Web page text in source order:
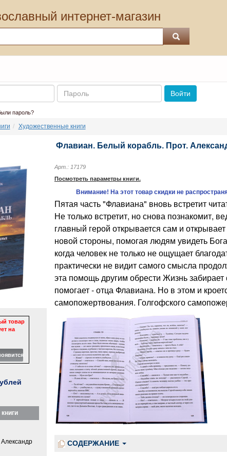
интернет-магазин
Пароль
Войти
пароль?
Художественные книги
Флавиан. Белый корабль. Прот.
товар
на
Арт.: 17179
Посмотреть параметры книги.
Внимание! На этот товар скидки не
Пятая часть "Флавиана" вновь встретит
Не только встретит, но снова познакомит,
главный герой открывается сам и
новой стороны, помогая людям увидеть
когда человек не только не ощущает
практически не видит самого смысла
эта помощь другим обрести Жизнь забирает
помогает - отца Флавиана. Но в этом и
самопожертвования. Голгофского
СОДЕРЖАНИЕ